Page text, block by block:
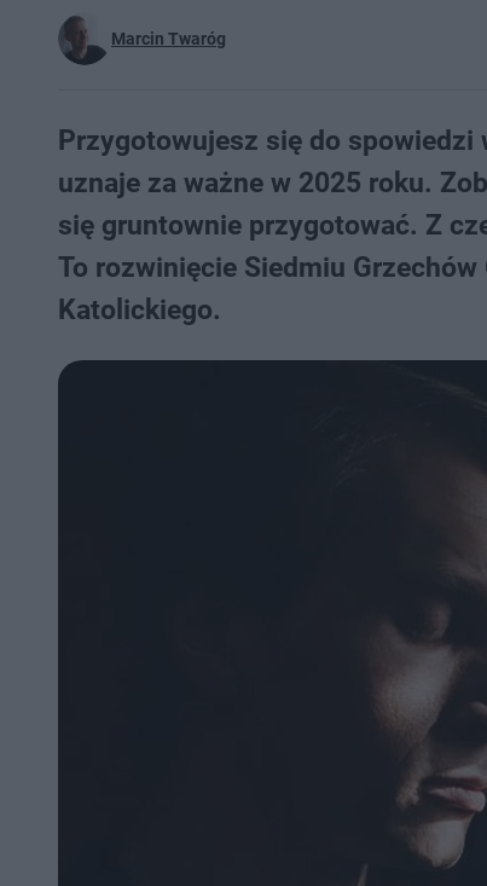
Marcin Twaróg
Przygotowujesz się do spowiedzi
uznaje za ważne w 2025 roku.
się gruntownie przygotować. Z
To rozwinięcie Siedmiu
Katolickiego.